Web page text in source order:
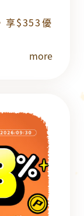
享$353優
more